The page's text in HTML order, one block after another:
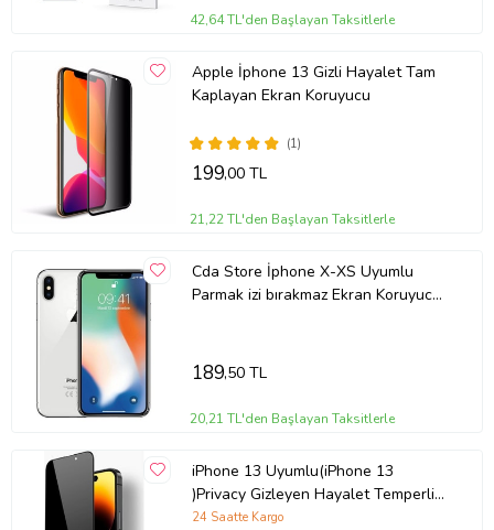
42,64 TL'den Başlayan Taksitlerle
Apple İphone 13 Gizli Hayalet Tam
Kaplayan Ekran Koruyucu
(1)
199,00 TL
21,22 TL'den Başlayan Taksitlerle
Cda Store İphone X-XS Uyumlu
Parmak izi bırakmaz Ekran Koruyucu
189,50 TL
20,21 TL'den Başlayan Taksitlerle
iPhone 13 Uyumlu(iPhone 13
)Privacy Gizleyen Hayalet Temperli
Cam Ekran Koruyucu (Siyah)
24 Saatte Kargo